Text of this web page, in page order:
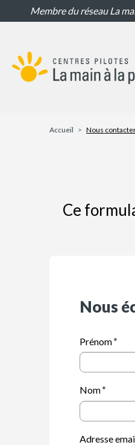
contacter
pilote
Chatenay
Membre du réseau La
Accueil Nous
Ce
Nous
Prénom
Nom
Adresse